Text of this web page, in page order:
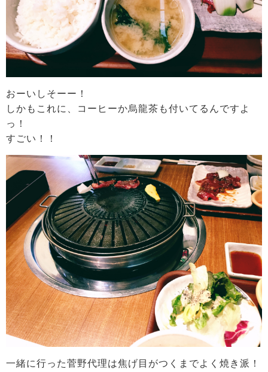
おーいしそーー！
しかもこれに、コーヒーか烏龍茶も付いてるんですよ
っ！
すごい！！
一緒に行った菅野代理は焦げ目がつくまでよく焼き派！